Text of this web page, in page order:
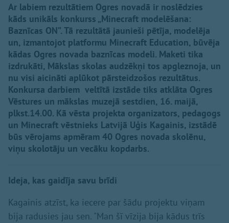
Ar labiem rezultātiem Ogres novadā ir noslēdzies
kāds unikāls konkurss „Minecraft modelēšana:
Baznīcas ON”. Tā rezultātā jaunieši pētīja, modelēja
un, izmantojot platformu Minecraft Education, būvēja
kādas Ogres novada baznīcas modeli. Maketi tika
izdrukāti, Mākslas skolas audzēkņi tos apgleznoja, un
nu visi aicināti aplūkot pārsteidzošos rezultātus.
Konkursa darbiem veltītā izstāde tiks atklāta Ogres
Vēstures un mākslas muzejā sestdien, 16. maijā,
plkst.14.00. Kā vēsta projekta organizators, pedagogs
un Minecraft vēstnieks Latvijā Uģis Kagainis, izstādē
būs vērojams apmēram 40 Ogres novada skolēnu,
viņu skolotāju un vecāku kopdarbs.
Ideja, kas gaidīja savu brīdi
Kagainis atzīst, ka iecere par šādu projektu viņam
bija radusies jau sen. "Man šī vīzija bija kādus trīs